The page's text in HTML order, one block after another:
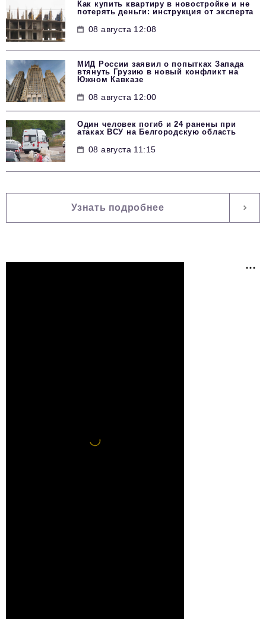
Как купить квартиру в новостройке и не
потерять деньги: инструкция от эксперта
08 августа 12:08
МИД России заявил о попытках Запада
втянуть Грузию в новый конфликт на
Южном Кавказе
08 августа 12:00
Один человек погиб и 24 ранены при
атаках ВСУ на Белгородскую область
08 августа 11:15
Узнать подробнее